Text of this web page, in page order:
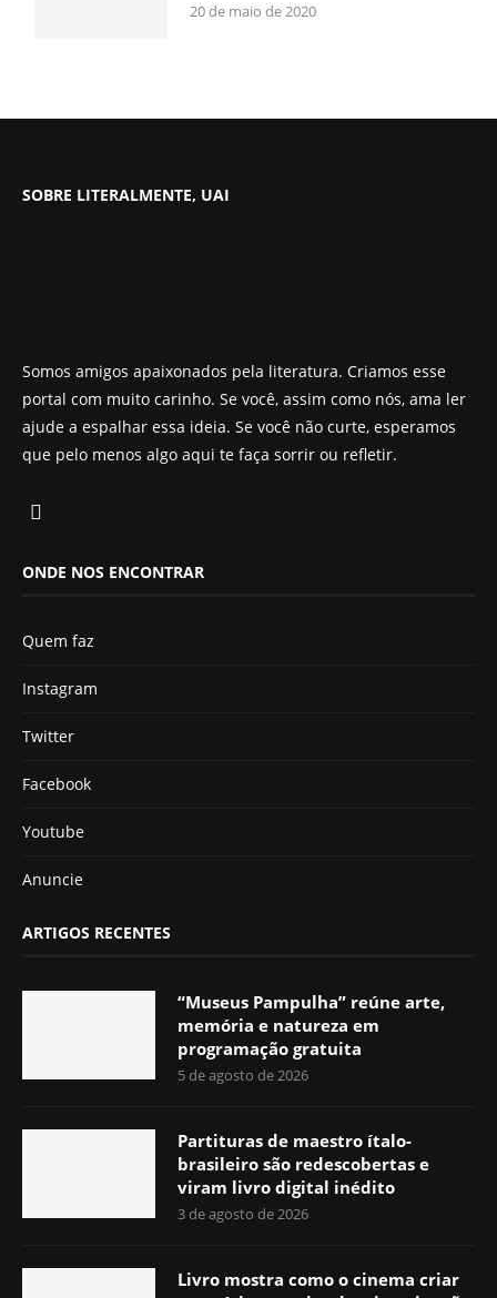
20 de maio de 2020
SOBRE LITERALMENTE, UAI
Somos amigos apaixonados pela literatura. Criamos esse
portal com muito carinho. Se você, assim como nós, ama ler
ajude a espalhar essa ideia. Se você não curte, esperamos
que pelo menos algo aqui te faça sorrir ou refletir.
ONDE NOS ENCONTRAR
Quem faz
Instagram
Twitter
Facebook
Youtube
Anuncie
ARTIGOS RECENTES
“Museus Pampulha” reúne arte,
memória e natureza em
programação gratuita
5 de agosto de 2026
Partituras de maestro ítalo-
brasileiro são redescobertas e
viram livro digital inédito
3 de agosto de 2026
Livro mostra como o cinema criar